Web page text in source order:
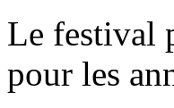
Le festival
pour les